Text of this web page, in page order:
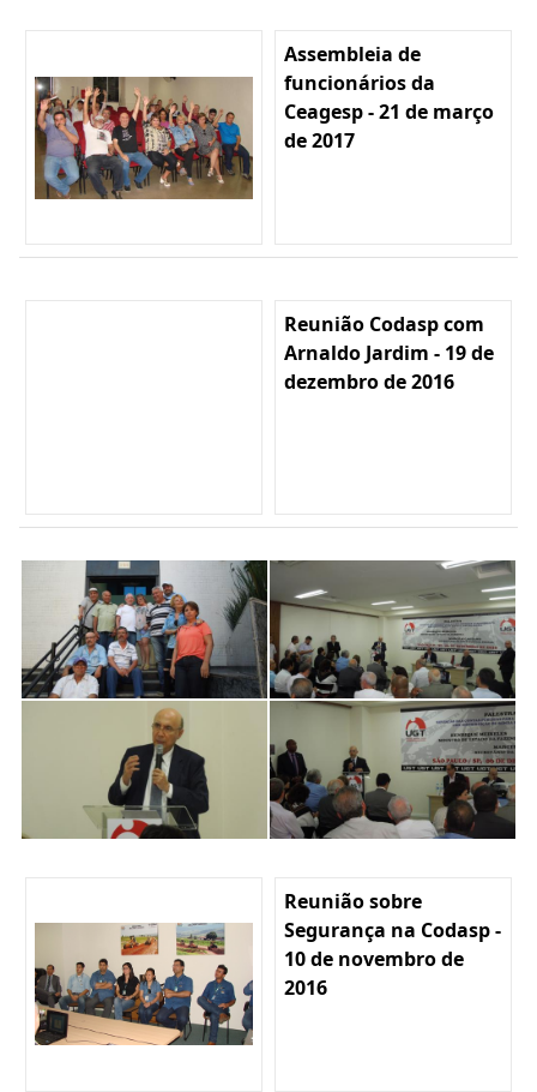
Assembleia de
funcionários da
Ceagesp - 21 de março
de 2017
Reunião Codasp com
Arnaldo Jardim - 19 de
dezembro de 2016
Reunião sobre
Segurança na Codasp -
10 de novembro de
2016